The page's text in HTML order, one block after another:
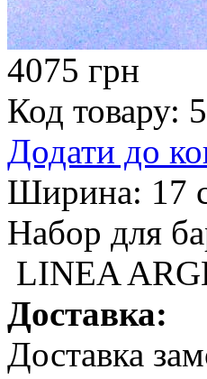
4075 грн
Код товару:
Додати до
Ширина: 17
Набор для
LINEA
Доставка:
Доставка